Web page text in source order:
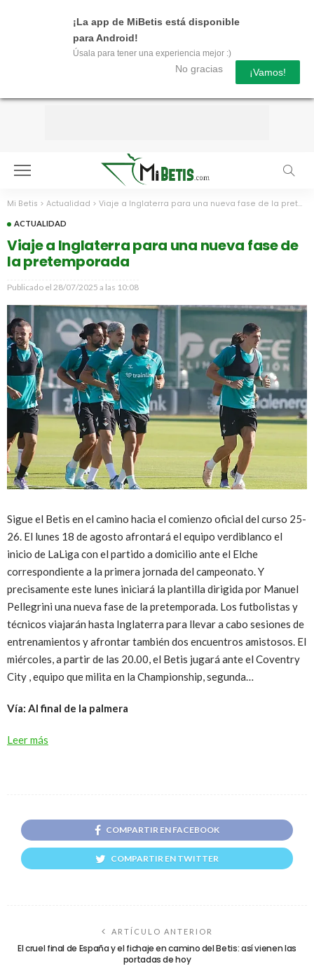
¡La app de MiBetis está disponible
para Android!
Úsala para tener una experiencia mejor :)
No gracias ¡Vamos!
Mi Betis > Actualidad > Viaje a Inglaterra para una nueva fase de la pretemporada
ACTUALIDAD
Viaje a Inglaterra para una nueva fase de
la pretemporada
Publicado el 28/07/2025 a las 10:08
Sigue el Betis en el camino hacia el comienzo oficial del curso 25-
26. El lunes 18 de agosto afrontará el equipo verdiblanco el
inicio de LaLiga con el partido a domicilio ante el Elche
correspondiente a la primera jornada del campeonato. Y
precisamente este lunes iniciará la plantilla dirigida por Manuel
Pellegrini una nueva fase de la pretemporada. Los futbolistas y
técnicos viajarán hasta Inglaterra para llevar a cabo sesiones de
entrenamientos y afrontar también dos encuentros amistosos. El
miércoles, a partir de las 20.00, el Betis jugará ante el Coventry
City , equipo que milita en la Championship, segunda…
Vía: Al final de la palmera
Leer más
COMPARTIR EN FACEBOOK
COMPARTIR EN TWITTER
ARTÍCULO ANTERIOR
El cruel final de España y el fichaje en camino del Betis: así vienen las
portadas de hoy